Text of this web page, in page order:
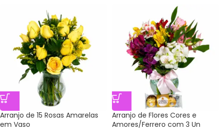
Arranjo de 15 Rosas Amarelas
em Vaso
Arranjo de Flores Cores e
Amores/Ferrero com 3 Un